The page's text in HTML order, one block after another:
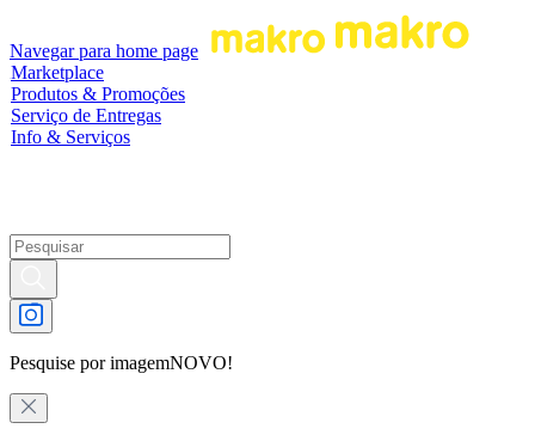
Navegar para home page
Marketplace
Produtos & Promoções
Serviço de Entregas
Info & Serviços
Pesquise por imagemNOVO!